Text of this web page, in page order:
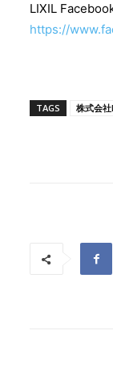
LIXIL
https://
TAGS 株式会